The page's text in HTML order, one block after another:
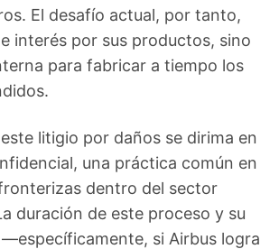
El desafío actual, por tanto,
interés por sus productos, sino
para fabricar a tiempo los
litigio por daños se dirima en
una práctica común en
dentro del sector
duración de este proceso y su
si Airbus logra